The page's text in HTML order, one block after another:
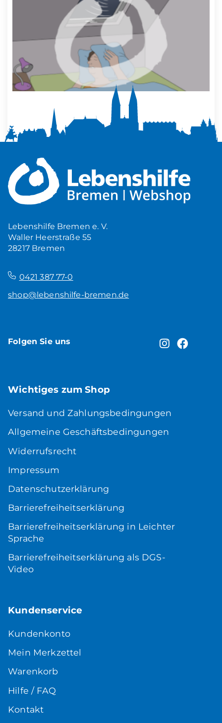
Mehr Ruhe zuhause
5,00€
Lebenshilfe Bremen e. V.
Waller Heerstraße 55
28217 Bremen
0421 387 77-0
shop@lebenshilfe-bremen.de
Folgen Sie uns
Wichtiges zum Shop
Versand und Zahlungsbedingungen
Allgemeine Geschäftsbedingungen
Widerrufsrecht
Impressum
Datenschutzerklärung
Barrierefreiheitserklärung
Barrierefreiheitserklärung in Leichter
Sprache
Barrierefreiheitserklärung als DGS-
Video
Kundenservice
Kundenkonto
Mein Merkzettel
Warenkorb
Hilfe / FAQ
Kontakt